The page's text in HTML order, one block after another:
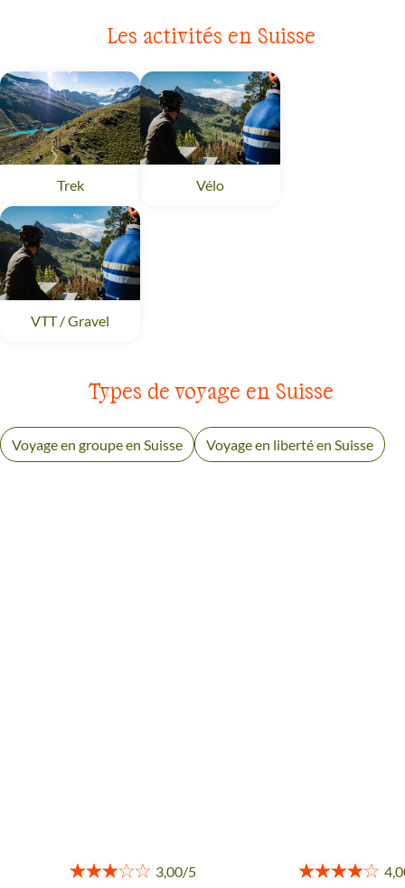
Les activités en Suisse
TrekSuisse Vélo
VTT / Gravel
Types de voyage en Suisse
Voyage en groupe en Suisse Voyage en liberté en Suisse